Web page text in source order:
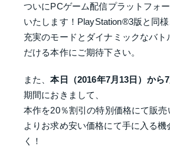
ついにPCゲーム配信プラットフォ
いたします！PlayStation®3版と同様
充実のモードとダイナミックなバト
だける本作にご期待下さい。
また、本日（2016年7月13日）から
期間におきまして、
本作を20％割引の特別価格にて販売
よりお求め安い価格にて手に入る機
く！